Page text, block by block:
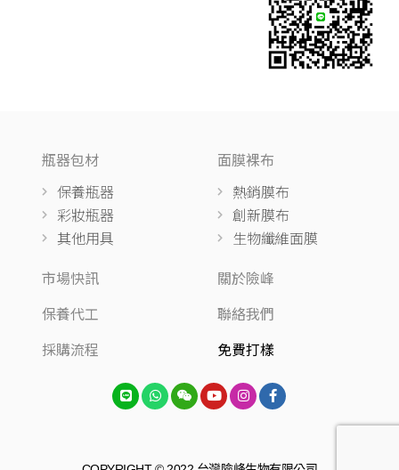
瓶器包材
保養瓶器
彩妝瓶器
其他用具
面膜裸布
熱銷膜布
創新膜布
生物纖維面膜
市場快訊
保養代工
採購流程
關於險峰
聯絡我們
免費打樣